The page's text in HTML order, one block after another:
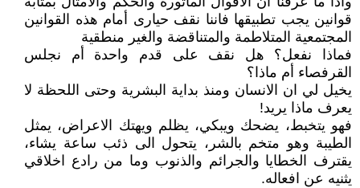
قوانين يجب تطبيقها فاننا نقف حيارى أمام هذه القوانين
المجتمعية المتلاطمة والمتناقضة والغير منطقية
فماذا نفعل؟ هل نقف على قدم واحدة أم نجلس
القرفصاء أم ماذا؟
يخيل لي ان الانسان ومنذ بداية البشرية وحتى اللحظة لا
يعرف ماذا يريد!
فهو يتخبط، يضحك ويبكي، يظلم ويهتك الاعراض، يمثل
الطيبة وهو متخم بالشر، يتحول الى ذئب ساعة يشاء،
يقترف الخطايا والجرائم والذنوب وما من رادع اخلاقي
يثنيه عن افعاله.